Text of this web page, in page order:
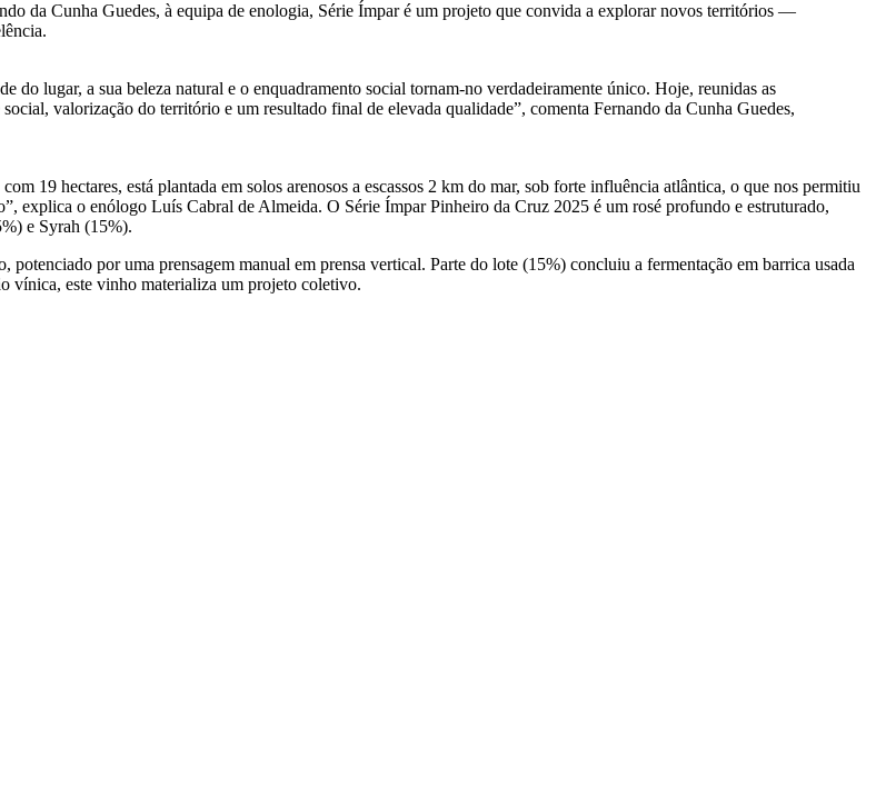
da Cunha Guedes, à equipa de enologia, Série Ímpar é um projeto que convida a explorar novos territórios —
lugar, a sua beleza natural e o enquadramento social tornam-no verdadeiramente único. Hoje, reunidas as
valorização do território e um resultado final de elevada qualidade”, comenta Fernando da Cunha Guedes,
19 hectares, está plantada em solos arenosos a escassos 2 km do mar, sob forte influência atlântica, o que nos permitiu
explica o enólogo Luís Cabral de Almeida. O Série Ímpar Pinheiro da Cruz 2025 é um rosé profundo e estruturado,
e Syrah (15%).
por uma prensagem manual em prensa vertical. Parte do lote (15%) concluiu a fermentação em barrica usada
vínica, este vinho materializa um projeto coletivo.